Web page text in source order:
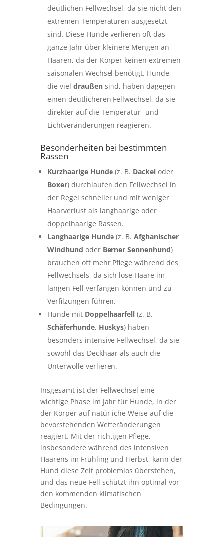
deutlichen Fellwechsel, da sie nicht den
extremen Temperaturen ausgesetzt
sind. Diese Hunde verlieren oft das
ganze Jahr über kleinere Mengen an
Haaren, da der Körper keinen extremen
saisonalen Wechsel benötigt. Hunde,
die viel draußensind, haben dagegen
einen deutlicheren Fellwechsel, da sie
direkter auf die Temperatur- und
Lichtveränderungen reagieren.
Besonderheiten bei bestimmten
Rassen
Kurzhaarige Hunde(z. B. Dackeloder
Boxer) durchlaufen den Fellwechsel in
der Regel schneller und mit weniger
Haarverlust als langhaarige oder
doppelhaarige Rassen.
Langhaarige Hunde(z. B. Afghanischer
Windhund oder Berner Sennenhund)
brauchen oft mehr Pflege während des
Fellwechsels, da sich lose Haare im
langen Fell verfangen können und zu
Verfilzungen führen.
Hunde mit Doppelhaarfell(z. B.
Schäferhunde, Huskys) haben
besonders intensive Fellwechsel, da sie
sowohl das Deckhaar als auch die
Unterwolle verlieren.
Insgesamt ist der Fellwechsel eine
wichtige Phase im Jahr für Hunde, in der
der Körper auf natürliche Weise auf die
bevorstehenden Wetteränderungen
reagiert. Mit der richtigen Pflege,
insbesondere während des intensiven
Haarens im Frühling und Herbst, kann der
Hund diese Zeit problemlos überstehen,
und das neue Fell schützt ihn optimal vor
den kommenden klimatischen
Bedingungen.